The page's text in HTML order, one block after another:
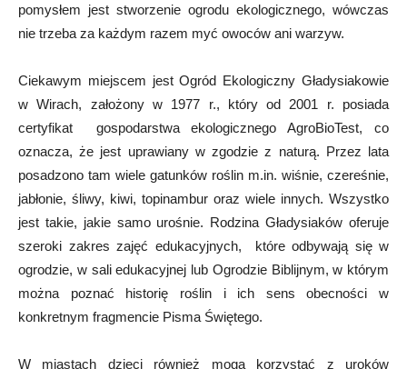
pomysłem jest stworzenie ogrodu ekologicznego, wówczas
nie trzeba za każdym razem myć owoców ani warzyw.
Ciekawym miejscem jest Ogród Ekologiczny Gładysiakowie
w Wirach, założony w 1977 r., który od 2001 r. posiada
certyfikat gospodarstwa ekologicznego AgroBioTest, co
oznacza, że jest uprawiany w zgodzie z naturą. Przez lata
posadzono tam wiele gatunków roślin m.in. wiśnie, czereśnie,
jabłonie, śliwy, kiwi, topinambur oraz wiele innych. Wszystko
jest takie, jakie samo urośnie. Rodzina Gładysiaków oferuje
szeroki zakres zajęć edukacyjnych, które odbywają się w
ogrodzie, w sali edukacyjnej lub Ogrodzie Biblijnym, w którym
można poznać historię roślin i ich sens obecności w
konkretnym fragmencie Pisma Świętego.
W miastach dzieci również mogą korzystać z uroków